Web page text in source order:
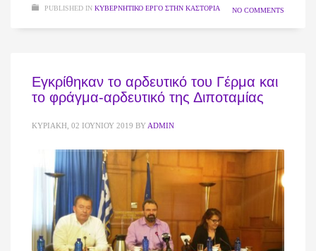
PUBLISHED IN ΚΥΒΕΡΝΗΤΙΚΌ ΈΡΓΟ ΣΤΗΝ ΚΑΣΤΟΡΙΆ NO COMMENTS
Εγκρίθηκαν το αρδευτικό του Γέρμα και
το φράγμα-αρδευτικό της Διποταμίας
ΚΥΡΙΑΚΉ, 02 ΙΟΥΝΊΟΥ 2019 BY ADMIN